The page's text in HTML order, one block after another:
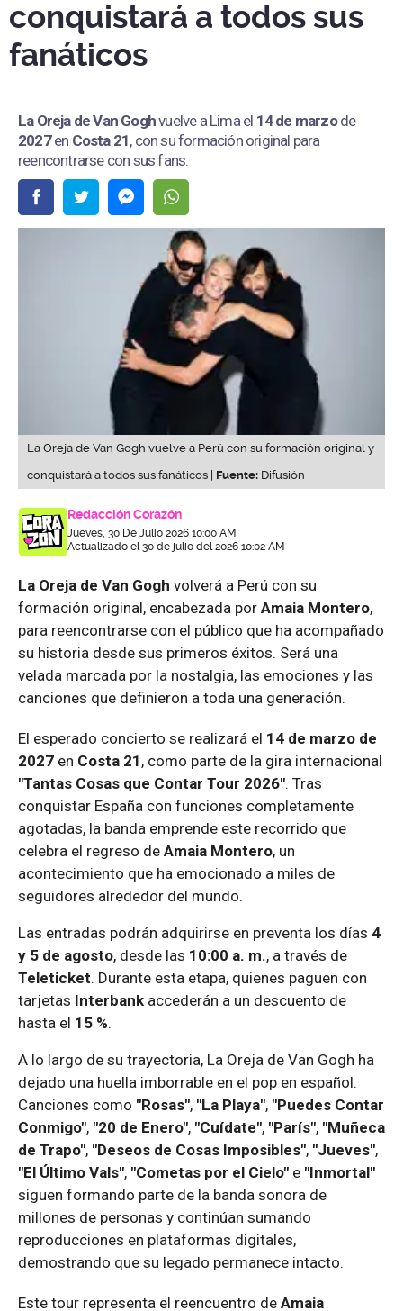
conquistará a todos sus
fanáticos
La Oreja de Van Goghvuelve a Lima el 14 de marzode
2027en Costa 21, con su formación original para
reencontrarse con sus fans.
La Oreja de Van Gogh vuelve a Perú con su formación original y
conquistará a todos sus fanáticos | Fuente: Difusión
Redacción Corazón
Jueves, 30 De Julio 2026 10:00 AM
Actualizado el 30 de julio del 2026 10:02 AM
La Oreja de Van Gogh volverá a Perú con su
formación original, encabezada por Amaia Montero,
para reencontrarse con el público que ha acompañado
su historia desde sus primeros éxitos. Será una
velada marcada por la nostalgia, las emociones y las
canciones que definieron a toda una generación.
El esperado concierto se realizará el 14 de marzo de
2027 en Costa 21 , como parte de la gira internacional
"Tantas Cosas que Contar Tour 2026". Tras
conquistar España con funciones completamente
agotadas, la banda emprende este recorrido que
celebra el regreso de Amaia Montero, un
acontecimiento que ha emocionado a miles de
seguidores alrededor del mundo.
Las entradas podrán adquirirse en preventa los días 4
y 5 de agosto, desde las 10:00 a. m., a través de
Teleticket. Durante esta etapa, quienes paguen con
tarjetas Interbank accederán a un descuento de
hasta el 15 %.
A lo largo de su trayectoria, La Oreja de Van Gogh ha
dejado una huella imborrable en el pop en español.
Canciones como "Rosas", "La Playa", "Puedes Contar
Conmigo", "20 de Enero", "Cuídate", "París", "Muñeca
de Trapo", "Deseos de Cosas Imposibles", "Jueves",
"El Último Vals", "Cometas por el Cielo" e "Inmortal"
siguen formando parte de la banda sonora de
millones de personas y continúan sumando
reproducciones en plataformas digitales,
demostrando que su legado permanece intacto.
Este tour representa el reencuentro de Amaia